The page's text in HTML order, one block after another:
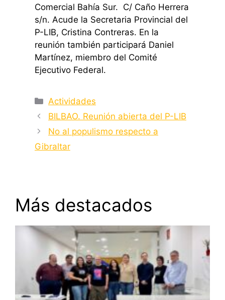
Comercial Bahía Sur. C/ Caño Herrera
s/n. Acude la Secretaria Provincial del
P-LIB, Cristina Contreras. En la
reunión también participará Daniel
Martínez, miembro del Comité
Ejecutivo Federal.
Categorías
Actividades
BILBAO. Reunión abierta del P-LIB
No al populismo respecto a
Gibraltar
Más destacados